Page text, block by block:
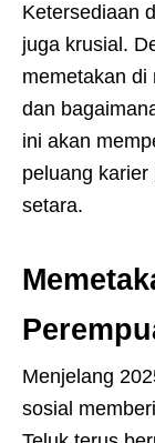
Ketersediaan
juga krusial.
memetakan di
dan
ini akan
peluang karier
setara.
Menjelang
sosial